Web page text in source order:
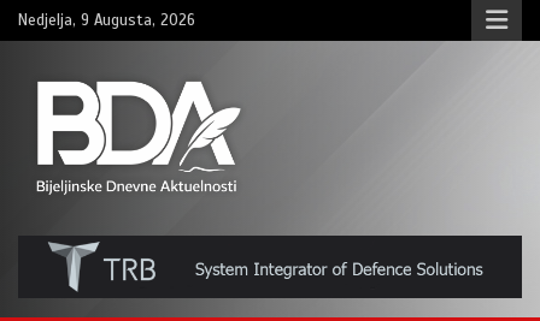
Skip
to
Nedjelja, 9 Augusta, 2026
BNDAN.com